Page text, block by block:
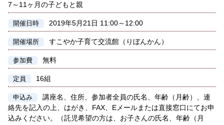
7～11ヶ月の子どもと親
開催日時 2019年5月21日 11:00～12:00
開催場所 すこやか子育て交流館（りぼんかん）
参加費 無料
定員 16組
申込み
講座名、住所、参加者全員の氏名、年齢（月齢）、連
絡先を記入の上、はがき、FAX、Eメールまたは直接窓口にてお申
込みください。（託児希望の方は、お子さんの氏名、年齢（月